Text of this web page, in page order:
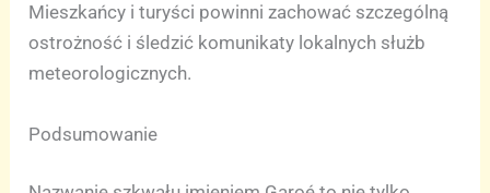
Mieszkańcy i turyści powinni zachować szczególną
ostrożność i śledzić komunikaty lokalnych służb
meteorologicznych.
Podsumowanie